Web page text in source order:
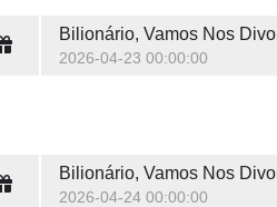
2026-04-23 00:00:00
2026-04-24 00:00:00